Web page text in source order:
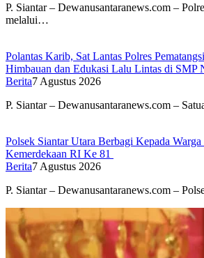
P. Siantar – Dewanusantaranews.com –
melalui…
Polantas Karib, Sat Lantas Polres
Himbauan dan Edukasi Lalu Lintas di SMP
Berita7 Agustus 2026
P. Siantar – Dewanusantaranews.com –
Polsek Siantar Utara Berbagi Kepada
Kemerdekaan RI Ke 81
Berita7 Agustus 2026
P. Siantar – Dewanusantaranews.com –